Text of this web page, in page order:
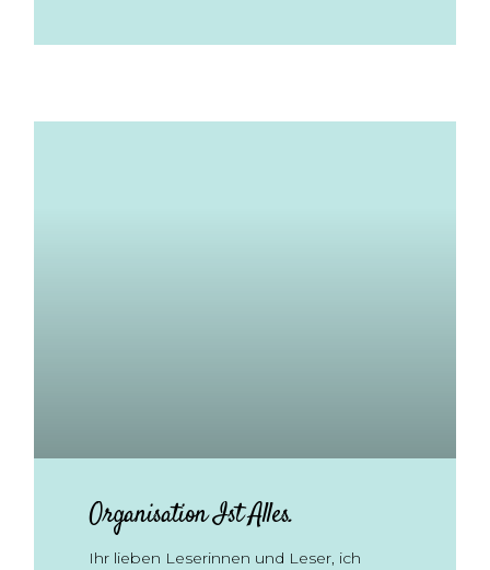
Organisation Ist Alles.
Ihr lieben Leserinnen und Leser, ich